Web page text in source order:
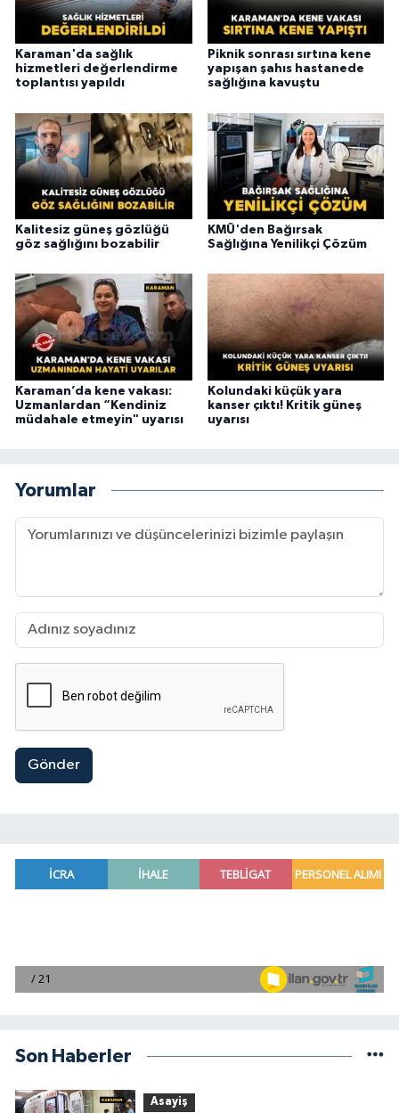
Karaman'da sağlık
hizmetleri değerlendirme
toplantısı yapıldı
Piknik sonrası sırtına kene
yapışan şahıs hastanede
sağlığına kavuştu
Kalitesiz güneş gözlüğü
göz sağlığını bozabilir
KMÜ'den Bağırsak
Sağlığına Yenilikçi Çözüm
Karaman’da kene vakası:
Uzmanlardan “Kendiniz
müdahale etmeyin" uyarısı
Kolundaki küçük yara
kanser çıktı! Kritik güneş
uyarısı
Yorumlar
Gönder
Son Haberler
Asayiş